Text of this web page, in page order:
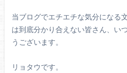
当ブログでエチエチな気分になる
は到底分かり合えない皆さん、い
うございます。
リョタウです。